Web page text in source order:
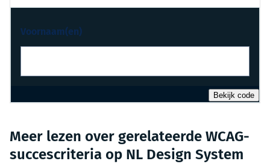
Voornaam(en)
Bekijk code
Meer lezen over gerelateerde WCAG-
succescriteria op NL Design System